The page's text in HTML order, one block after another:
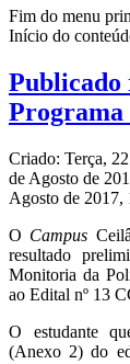
Fim do menu
Início do
Criado: Terça,
de Agosto de
Agosto de 2017,
O Campus
resultado
Monitoria da
ao Edital nº 13
O estudante
(Anexo 2) do